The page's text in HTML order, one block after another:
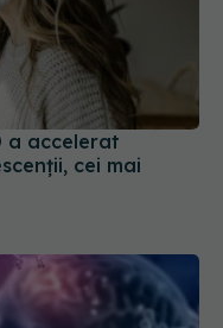
a accelerat
cei mai